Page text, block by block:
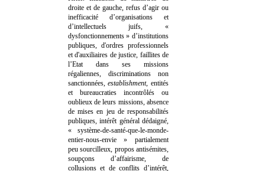
droite et de gauche, refus d’agir ou
inefficacité d’organisations et
d’intellectuels juifs, «
dysfonctionnements » d’institutions
publiques, d'ordres professionnels
et d'auxiliaires de justice, faillites de
l’Etat dans ses missions
régaliennes, discriminations non
sanctionnées,establishment, entités
et bureaucraties incontrôlés ou
oublieux de leurs missions, absence
de mises en jeu de responsabilités
publiques, intérêt général dédaigné,
« système-de-santé-que-le-monde-
entier-nous-envie » partialement
peu sourcilleux, propos antisémites,
soupçons d’affairisme, de
collusions et de conflits d’intérêt,